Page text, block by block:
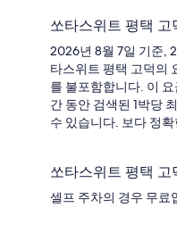
쏘타스위트 평택
2026년 8월 7일 기준,
타스위트 평택 고덕의
를 불포함합니다. 이
간 동안 검색된 1박당
수 있습니다. 보다 정
쏘타스위트 평택
셀프 주차의 경우 무료